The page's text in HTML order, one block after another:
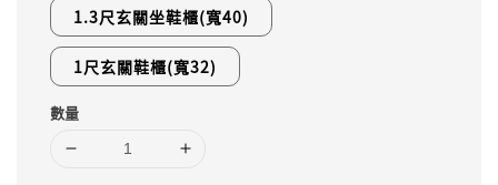
1.3尺玄關坐鞋櫃(寬40)
1尺玄關鞋櫃(寬32)
數量